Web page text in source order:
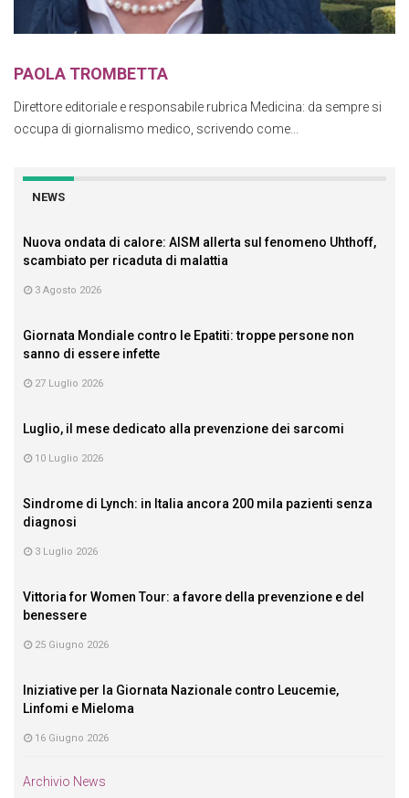
PAOLA TROMBETTA
Direttore editoriale e responsabile rubrica Medicina: da sempre si
occupa di giornalismo medico, scrivendo come...
NEWS
Nuova ondata di calore: AISM allerta sul fenomeno Uhthoff,
scambiato per ricaduta di malattia
3 Agosto 2026
Giornata Mondiale contro le Epatiti: troppe persone non
sanno di essere infette
27 Luglio 2026
Luglio, il mese dedicato alla prevenzione dei sarcomi
10 Luglio 2026
Sindrome di Lynch: in Italia ancora 200 mila pazienti senza
diagnosi
3 Luglio 2026
Vittoria for Women Tour: a favore della prevenzione e del
benessere
25 Giugno 2026
Iniziative per la Giornata Nazionale contro Leucemie,
Linfomi e Mieloma
16 Giugno 2026
Archivio News